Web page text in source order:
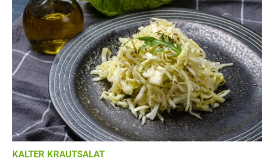
KALTER KRAUTSALAT